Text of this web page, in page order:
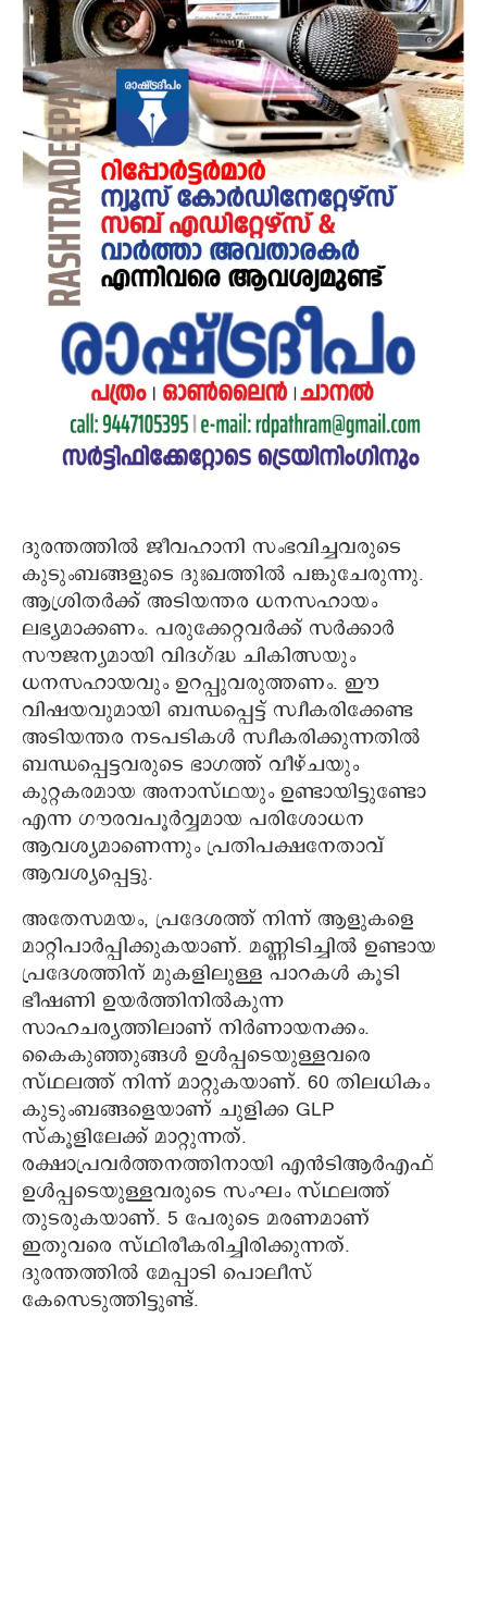
ദുരന്തത്തില്‍ ജീവഹാനി സംഭവിച്ചവരുടെ
കുടുംബങ്ങളുടെ ദുഃഖത്തില്‍ പങ്കുചേരുന്നു.
ആശ്രിതര്‍ക്ക് അടിയന്തര ധനസഹായം
ലഭ്യമാക്കണം. പരുക്കേറ്റവര്‍ക്ക് സര്‍ക്കാര്‍
സൗജന്യമായി വിദഗ്ദ്ധ ചികിത്സയും
ധനസഹായവും ഉറപ്പുവരുത്തണം. ഈ
വിഷയവുമായി ബന്ധപ്പെട്ട് സ്വീകരിക്കേണ്ട
അടിയന്തര നടപടികള്‍ സ്വീകരിക്കുന്നതില്‍
ബന്ധപ്പെട്ടവരുടെ ഭാഗത്ത് വീഴ്ചയും
കുറ്റകരമായ അനാസ്ഥയും ഉണ്ടായിട്ടുണ്ടോ
എന്ന ഗൗരവപൂര്‍വ്വമായ പരിശോധന
ആവശ്യമാണെന്നും പ്രതിപക്ഷനേതാവ്
ആവശ്യപ്പെട്ടു.
അതേസമയം, പ്രദേശത്ത് നിന്ന് ആളുകളെ
മാറ്റിപാർപ്പിക്കുകയാണ്. മണ്ണിടിച്ചിൽ ഉണ്ടായ
പ്രദേശത്തിന് മുകളിലുള്ള പാറകൾ കൂടി
ഭീഷണി ഉയർത്തിനിൽകുന്ന
സാഹചര്യത്തിലാണ് നിർണായനക്കം.
കൈകുഞ്ഞുങ്ങൾ ഉൾപ്പടെയുള്ളവരെ
സ്ഥലത്ത് നിന്ന് മാറ്റുകയാണ്. 60 തിലധികം
കുടുംബങ്ങളെയാണ് ചുളിക്ക GLP
സ്കൂളിലേക്ക് മാറ്റുന്നത്.
രക്ഷാപ്രവർത്തനത്തിനായി എൻടിആർഎഫ്
ഉൾപ്പടെയുള്ളവരുടെ സംഘം സ്ഥലത്ത്
തുടരുകയാണ്. 5 പേരുടെ മരണമാണ്
ഇതുവരെ സ്ഥിരീകരിച്ചിരിക്കുന്നത്.
ദുരന്തത്തിൽ മേപ്പാടി പൊലീസ്
കേസെടുത്തിട്ടുണ്ട്.